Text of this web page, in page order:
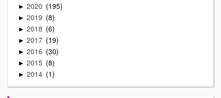
► 2020 195
► 2019 8
► 2018 6
► 2017 19
► 2016 30
► 2015 8
► 2014 1